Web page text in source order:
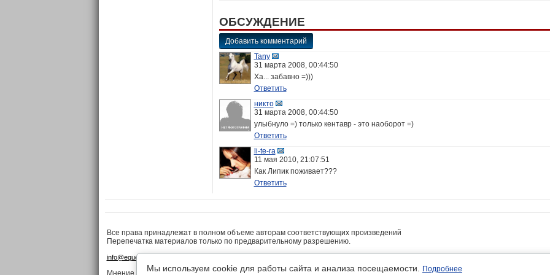
ОБСУЖДЕНИЕ
Добавить комментарий
Tany
31 марта 2008, 00:44:50
Ха... забавно =)))
Ответить
никто
31 марта 2008, 00:44:50
улыбнуло =) только кентавр - это наоборот =)
Ответить
li-te-ra
11 мая 2010, 21:07:51
Как Липик поживает???
Ответить
Все права принадлежат в полном объеме авторам соответствующих произведений
Перепечатка материалов только по предварительному разрешению.
info@equestrian.ru
Мнение редакции может не совпадать с мнением авторов.
Мы используем cookie для работы сайта и анализа посещаемости. Подробнее